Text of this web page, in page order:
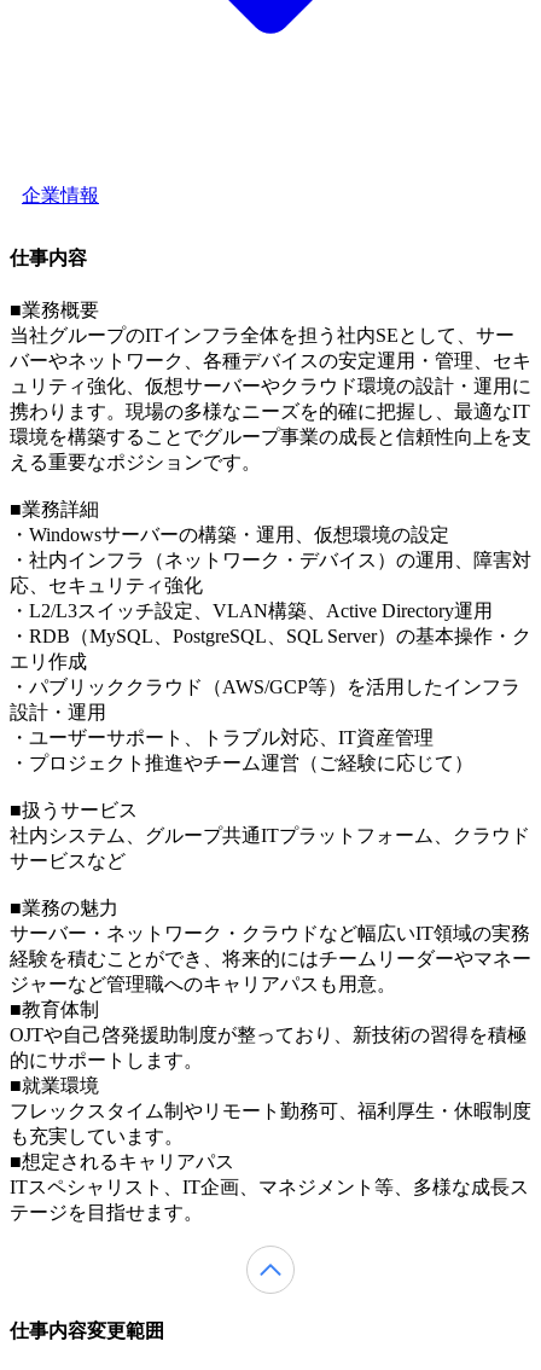
企業情報
仕事内容
■業務概要
当社グループのITインフラ全体を担う社内SEとして、サー
バーやネットワーク、各種デバイスの安定運用・管理、セキ
ュリティ強化、仮想サーバーやクラウド環境の設計・運用に
携わります。現場の多様なニーズを的確に把握し、最適なIT
環境を構築することでグループ事業の成長と信頼性向上を支
える重要なポジションです。
■業務詳細
・Windowsサーバーの構築・運用、仮想環境の設定
・社内インフラ（ネットワーク・デバイス）の運用、障害対
応、セキュリティ強化
・L2/L3スイッチ設定、VLAN構築、Active Directory運用
・RDB（MySQL、PostgreSQL、SQL Server）の基本操作・ク
エリ作成
・パブリッククラウド（AWS/GCP等）を活用したインフラ
設計・運用
・ユーザーサポート、トラブル対応、IT資産管理
・プロジェクト推進やチーム運営（ご経験に応じて）
■扱うサービス
社内システム、グループ共通ITプラットフォーム、クラウド
サービスなど
■業務の魅力
サーバー・ネットワーク・クラウドなど幅広いIT領域の実務
経験を積むことができ、将来的にはチームリーダーやマネー
ジャーなど管理職へのキャリアパスも用意。
■教育体制
OJTや自己啓発援助制度が整っており、新技術の習得を積極
的にサポートします。
■就業環境
フレックスタイム制やリモート勤務可、福利厚生・休暇制度
も充実しています。
■想定されるキャリアパス
ITスペシャリスト、IT企画、マネジメント等、多様な成長ス
テージを目指せます。
仕事内容変更範囲